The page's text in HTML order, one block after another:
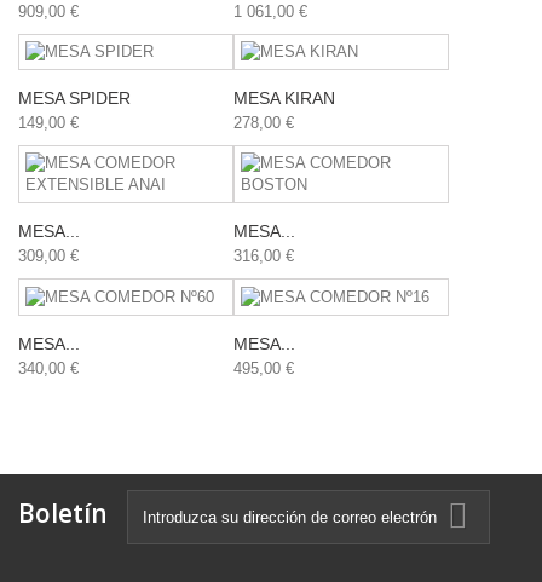
909,00 € 1 061,00 €
MESA SPIDER
149,00 €
MESA KIRAN
278,00 €
MESA...
309,00 €
MESA...
316,00 €
MESA...
340,00 €
MESA...
495,00 €
Boletín